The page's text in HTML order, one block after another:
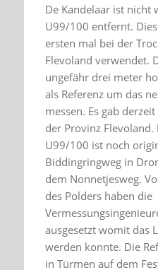
De Kandelaar ist nicht
U99/100 entfernt.
ersten mal bei der
Flevoland verwendet.
ungefähr drei meter
als Referenz um das
messen. Es gab
der Provinz Flevoland.
U99/100 ist noch
Biddingringweg in
dem Nonnetjesweg.
des Polders haben die
ausgesetzt womit das
werden konnte. Die
in Türmen auf dem